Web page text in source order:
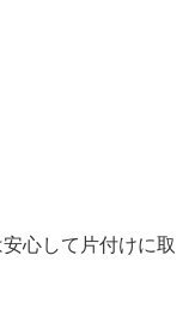
心して片付けに取